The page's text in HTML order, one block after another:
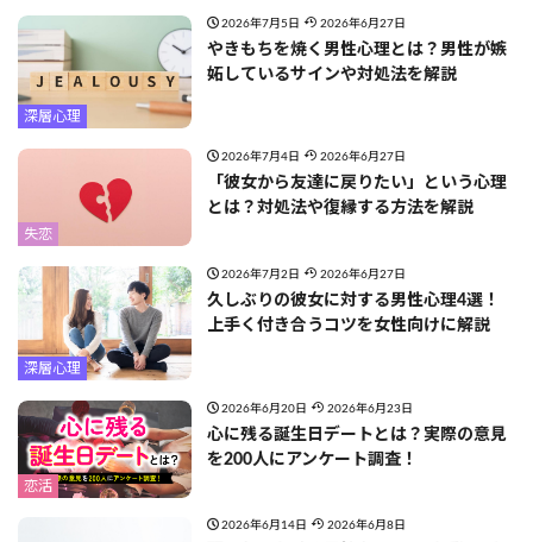
深層心理
2026年7月5日 2026年6月27日
やきもちを焼く男性心理とは？男性が嫉
妬しているサインや対処法を解説
失恋
2026年7月4日 2026年6月27日
「彼女から友達に戻りたい」という心理
とは？対処法や復縁する方法を解説
深層心理
2026年7月2日 2026年6月27日
久しぶりの彼女に対する男性心理4選！
上手く付き合うコツを女性向けに解説
恋活
2026年6月20日 2026年6月23日
心に残る誕生日デートとは？実際の意見
を200人にアンケート調査！
2026年6月14日 2026年6月8日